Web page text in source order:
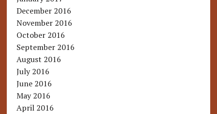
December 2016
November 2016
October 2016
September 2016
August 2016
July 2016
June 2016
May 2016
April 2016